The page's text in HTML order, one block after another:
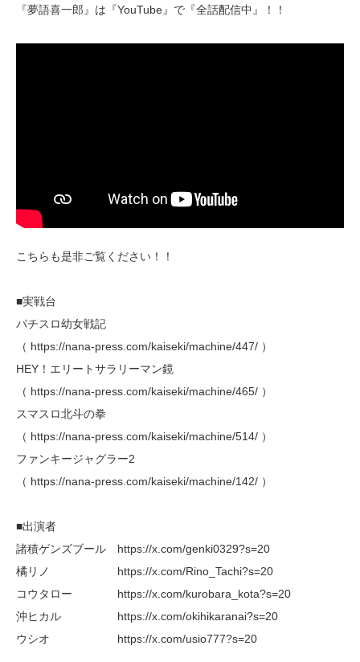
『夢語喜一郎』は『YouTube』で『全話配信中』！！
こちらも是非ご覧ください！！
■実戦台
パチスロ幼女戦記
（ https://nana-press.com/kaiseki/machine/447/ ）
HEY！エリートサラリーマン鏡
（ https://nana-press.com/kaiseki/machine/465/ ）
スマスロ北斗の拳
（ https://nana-press.com/kaiseki/machine/514/ ）
ファンキージャグラー2
（ https://nana-press.com/kaiseki/machine/142/ ）
■出演者
諸積ゲンズブール https://x.com/genki0329?s=20
橘リノ https://x.com/Rino_Tachi?s=20
コウタロー https://x.com/kurobara_kota?s=20
沖ヒカル https://x.com/okihikaranai?s=20
ウシオ https://x.com/usio777?s=20